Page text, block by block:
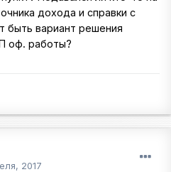
дохода и справки с
быть вариант решения
оф. работы?
2017